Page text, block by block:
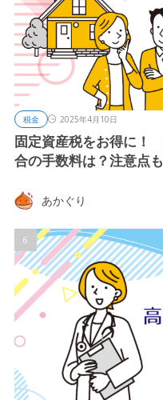
税金 2025年4月10日
固定資産税をお得に！
合の手数料は？注意点
あかぐり